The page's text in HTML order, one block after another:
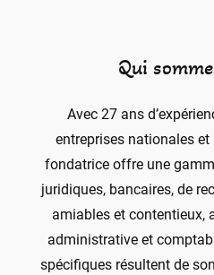
Qui
Avec 27 ans
entreprises nationales
fondatrice offre une
juridiques, bancaires, de
amiables et contentieux,
administrative et
spécifiques résultent de